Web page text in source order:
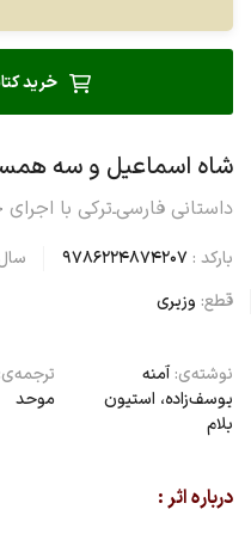
خرید کتاب /
شاه اسماعیل و سه
داستانی فارسی‌ـ‌ترکی با
بارکد : 9786224874207
قطع: وزیری
نوشته‌ی: آمنه
یوسف‌زاده، استیون
بلام
موحد
درباره اثر :